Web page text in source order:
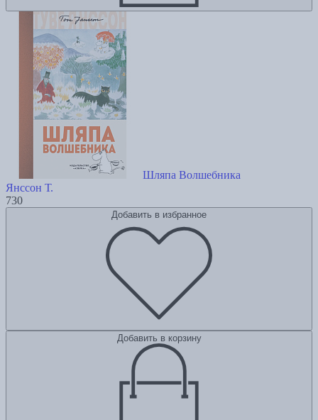
Шляпа Волшебника
Янссон Т.
730
Добавить в избранное
Добавить в корзину